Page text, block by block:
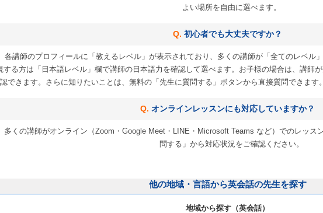
よい場所を自由に選べます。
初心者でも大丈夫ですか？
各講師のプロフィールに「教えるレベル」が表示されており、多くの講師が「全てのレベル
する方は「日本語レベル」欄で講師の日本語力を確認して選べます。お子様の場合は、講師
できます。さらに知りたいことは、無料の「先生に質問する」ボタンから直接質問できます
オンラインレッスンにも対応していますか？
多くの講師がオンライン（Zoom・Google Meet・LINE・Microsoft Teams など）でのレッス
問する」から対応状況をご確認ください。
他の地域・言語から英会話の先生を探す
地域から探す（英会話）